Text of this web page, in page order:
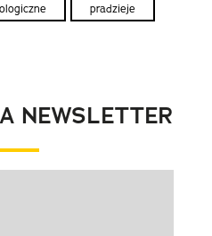
pradzieje
NEWSLETTER